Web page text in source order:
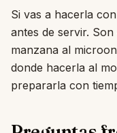
Si vas a hacerla
antes de servir.
manzana al
donde hacerla al
prepararla con